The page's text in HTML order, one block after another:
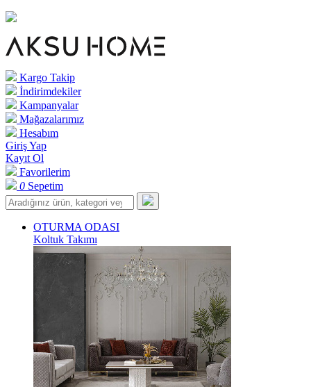
Kargo Takip
İndirimdekiler
Kampanyalar
Mağazalarımız
Hesabım
Giriş Yap
Kayıt Ol
Favorilerim
0 Sepetim
OTURMA ODASI
Koltuk Takımı